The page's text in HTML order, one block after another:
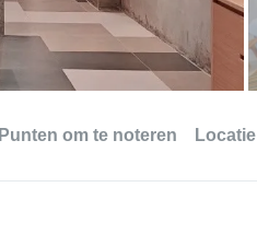
Punten om te noteren Locatie